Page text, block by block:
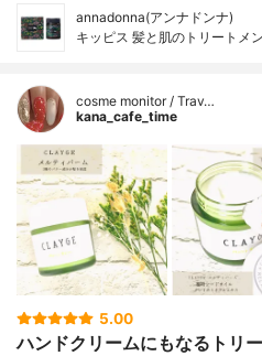
annadonna(アンナドンナ)
キッピス 髪と肌のトリートメ
cosme monitor / Trav…
kana_cafe_time
5.00
ハンドクリームにもなるトリ